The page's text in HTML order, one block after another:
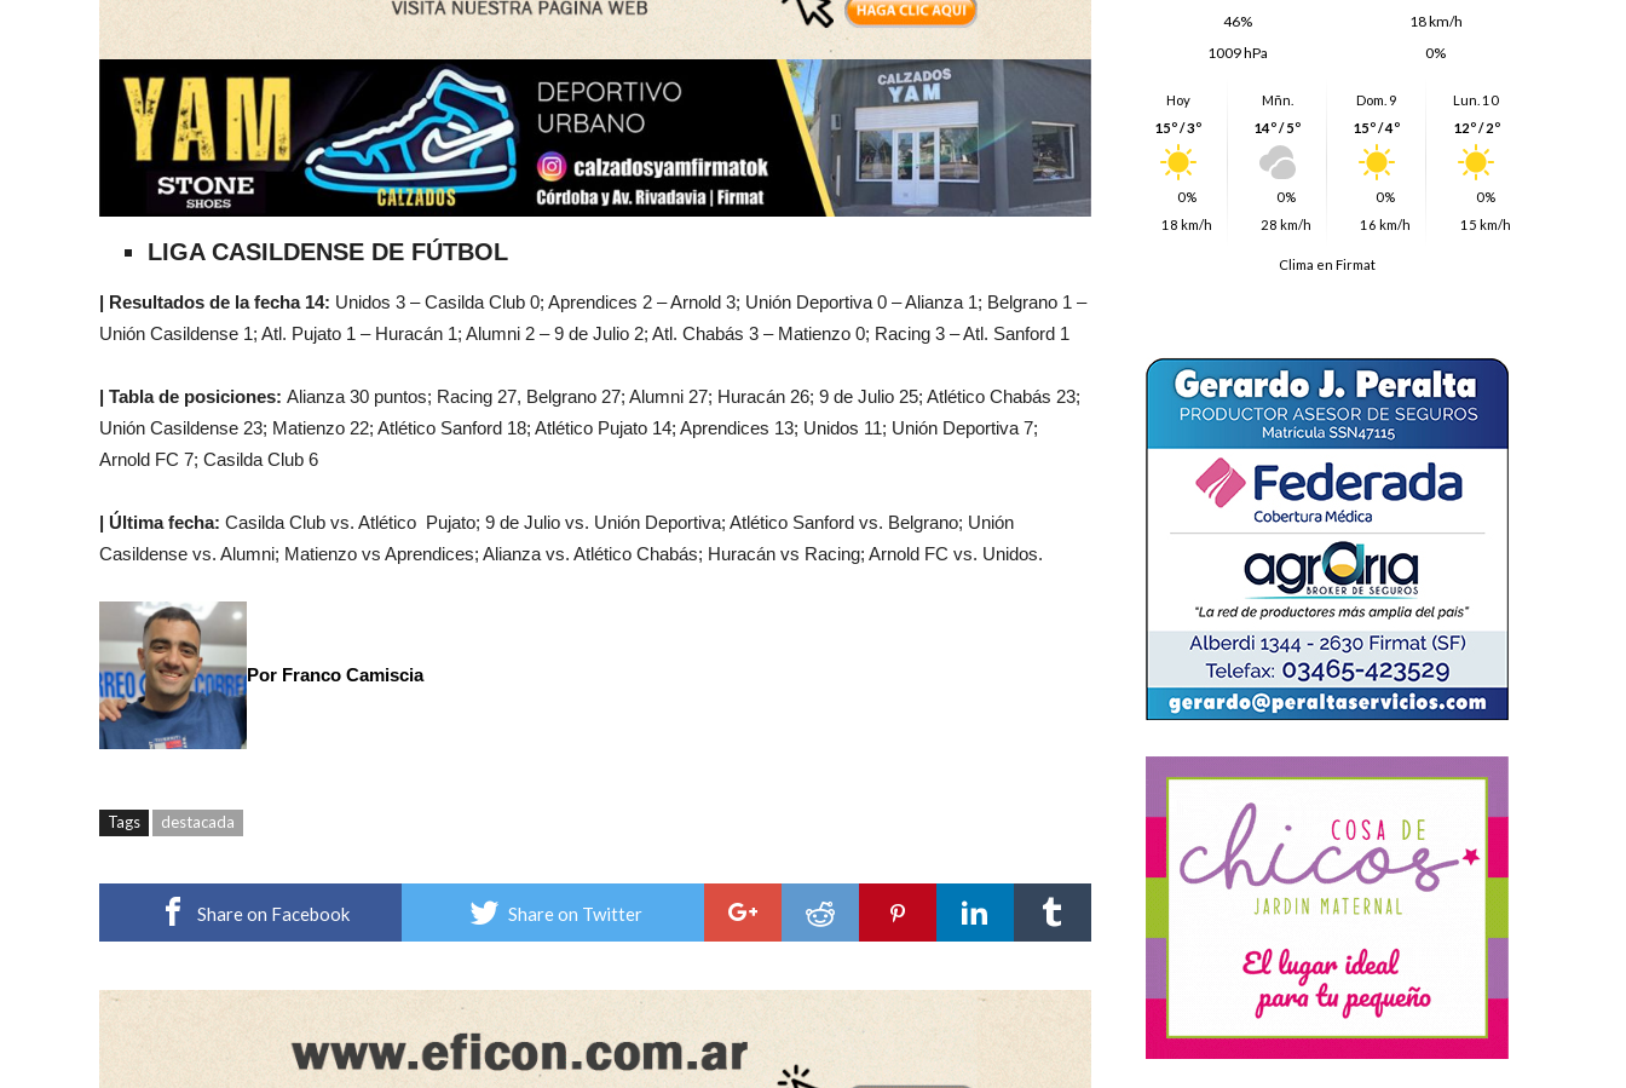
LIGA CASILDENSE DE FÚTBOL
| Resultados de la fecha 14: Unidos 3 – Casilda Club 0; Aprendices 2 – Arnold 3; Unión Deportiva 0 – Alianza 1; Belgrano 1 –
Unión Casildense 1; Atl. Pujato 1 – Huracán 1; Alumni 2 – 9 de Julio 2; Atl. Chabás 3 – Matienzo 0; Racing 3 – Atl. Sanford 1
| Tabla de posiciones: Alianza 30 puntos; Racing 27, Belgrano 27; Alumni 27; Huracán 26; 9 de Julio 25; Atlético Chabás 23;
Unión Casildense 23; Matienzo 22; Atlético Sanford 18; Atlético Pujato 14; Aprendices 13; Unidos 11; Unión Deportiva 7;
Arnold FC 7; Casilda Club 6
| Última fecha: Casilda Club vs. Atlético Pujato; 9 de Julio vs. Unión Deportiva; Atlético Sanford vs. Belgrano; Unión
Casildense vs. Alumni; Matienzo vs Aprendices; Alianza vs. Atlético Chabás; Huracán vs Racing; Arnold FC vs. Unidos.
Por Franco Camiscia
Tags destacada
Share on Facebook Share on Twitter
46%
18 km/h
1009 hPa
0%
Hoy
15º / 3º
0%
18 km/h
Mñn.
14º / 5º
0%
28 km/h
Dom. 9
15º / 4º
0%
16 km/h
Lun. 10
12º / 2º
0%
15 km/h
Clima en Firmat